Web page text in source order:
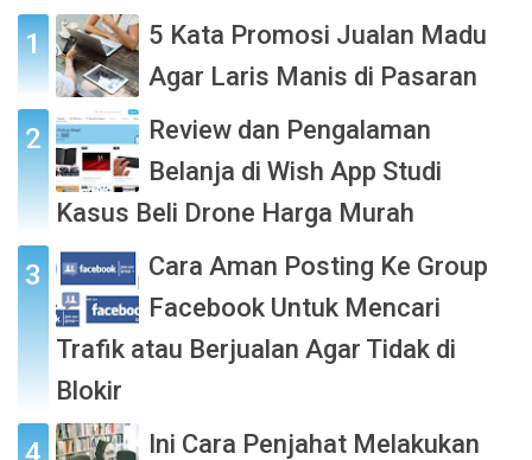
5 Kata Promosi Jualan Madu
Agar Laris Manis di Pasaran
Review dan Pengalaman
Belanja di Wish App Studi
Kasus Beli Drone Harga Murah
Cara Aman Posting Ke Group
Facebook Untuk Mencari
Trafik atau Berjualan Agar Tidak di
Blokir
Ini Cara Penjahat Melakukan